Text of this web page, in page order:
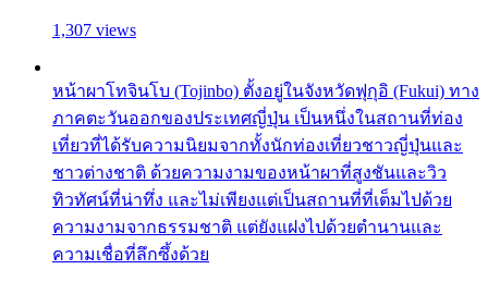
1,307 views
หน้าผาโทจินโบ (Tojinbo) ตั้งอยู่ในจังหวัดฟุกุอิ (Fukui) ทาง
ภาคตะวันออกของประเทศญี่ปุ่น เป็นหนึ่งในสถานที่ท่อง
เที่ยวที่ได้รับความนิยมจากทั้งนักท่องเที่ยวชาวญี่ปุ่นและ
ชาวต่างชาติ ด้วยความงามของหน้าผาที่สูงชันและวิว
ทิวทัศน์ที่น่าทึ่ง และไม่เพียงแต่เป็นสถานที่ที่เต็มไปด้วย
ความงามจากธรรมชาติ แต่ยังแฝงไปด้วยตำนานและ
ความเชื่อที่ลึกซึ้งด้วย